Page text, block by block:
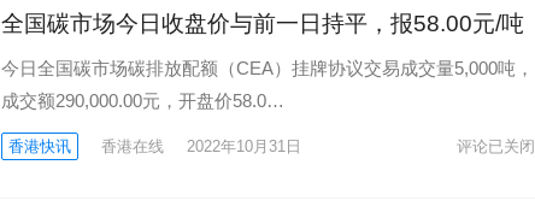
全国碳市场今日收盘价与前一日持平，报58.00元/吨
今日全国碳市场碳排放配额（CEA）挂牌协议交易成交量5,000吨，
成交额290,000.00元，开盘价58.0…
香港快讯 香港在线 2022年10月31日 评论已关闭